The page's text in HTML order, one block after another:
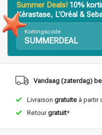
Produits de coiffage
Summer Deals! 10%
Kérastase, L’Oréal &
Kortingscode
SUMMERDEAL
Vandaag (zaterdag)
Livraison gratuite à partir
Retourgratuit*